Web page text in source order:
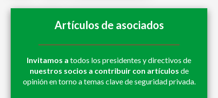
la
la
página
la
Artículos de asociados
Invitamos a todos los presidentes y directivos de
nuestros socios a contribuir con artículos de
opinión en torno a temas clave de seguridad privada.